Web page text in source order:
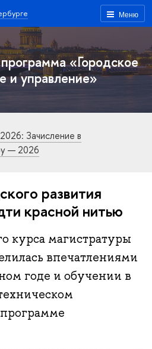
Меню
«Городское
и управление»
Зачисление в
— 2026
развития
красной нитью
курса магистратуры
впечатлениями
годе и обучении в